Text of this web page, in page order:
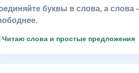
буквы в слова, а слова
Читаю слова и простые предложения